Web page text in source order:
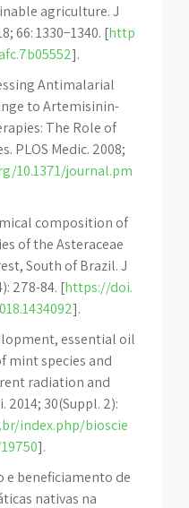
agriculture. J
66: 1330−1340. [http
].
Antimalarial
to Artemisinin-
The Role of
PLOS Medic. 2008;
10.1371/journal.pm
composition of
of the Asteraceae
South of Brazil. J
278-84. [https://doi.
].
essential oil
mint species and
radiation and
2014; 30(Suppl. 2):
index.php/bioscie
].
e beneficiamento de
nativas na